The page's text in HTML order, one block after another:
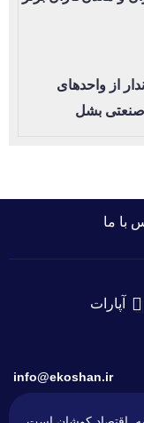
از واحدهای
بشل
با ما
آپارات
info@ekoshan.ir